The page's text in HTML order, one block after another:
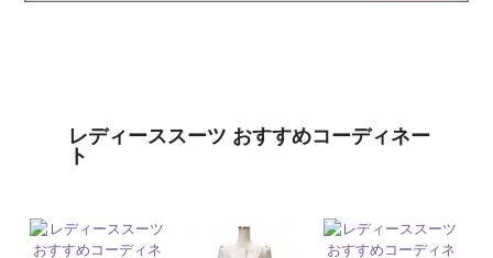
レディーススーツ おすすめコーディネー
ト